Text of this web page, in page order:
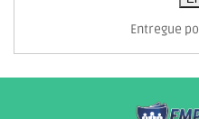
Entregue